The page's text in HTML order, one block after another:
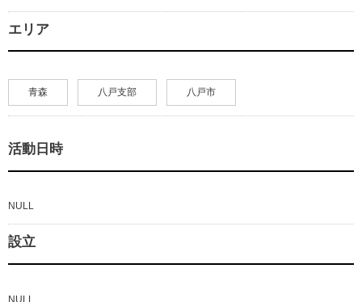
エリア
青森 八戸支部 八戸市
活動日時
NULL
設立
NULL